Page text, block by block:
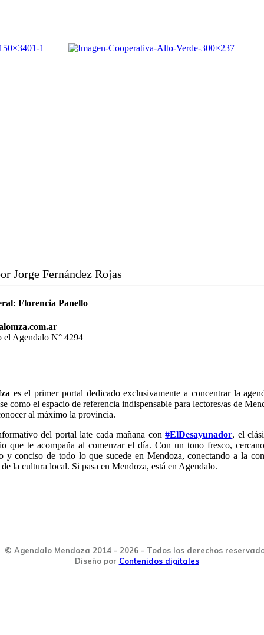
Jorge Fernández Rojas
Florencia Panello
el Agendalo N° 4294
es el primer portal dedicado exclusivamente a concentrar la
como el espacio de referencia indispensable para lectores/as de
al máximo la provincia.
del portal late cada mañana con#ElDesayunador, el
que te acompaña al comenzar el día. Con un tono fresco,
y conciso de todo lo que sucede en Mendoza, conectando a la
la cultura local. Si pasa en Mendoza, está en Agendalo.
© Agendalo Mendoza 2014 - 2026 - Todos los derechos
Diseño por Contenidos digitales